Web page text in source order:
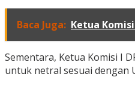
Baca Juga: Ketua
Sementara, Ketua Komisi I
untuk netral sesuai dengan